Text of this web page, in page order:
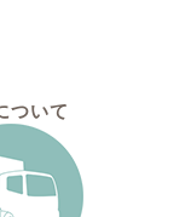
ついて